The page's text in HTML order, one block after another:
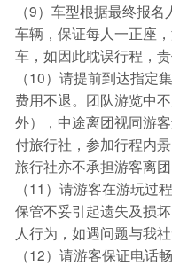
（9）车型根据最终报
车辆，保证每人一正座
车，如因此耽误行程，责
（10）请提前到达指定
费用不退。团队游览中
外），中途离团视同游
付旅行社，参加行程内
旅行社亦不承担游客离团
（11）请游客在游玩过
保管不妥引起遗失及损
人行为，如遇问题与我
（12）请游客保证电话